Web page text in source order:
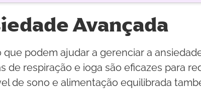
Avançada
podem ajudar a gerenciar a
respiração e ioga são eficazes para
de sono e alimentação equilibrada